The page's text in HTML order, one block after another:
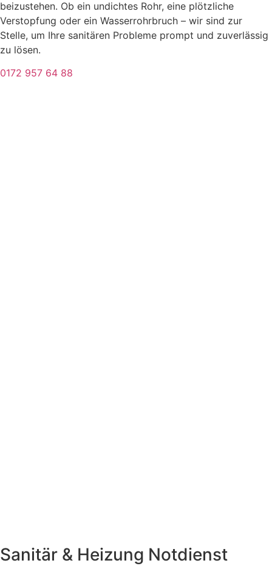
beizustehen. Ob ein undichtes Rohr, eine plötzliche
Verstopfung oder ein Wasserrohrbruch – wir sind zur
Stelle, um Ihre sanitären Probleme prompt und zuverlässig
zu lösen.
0172 957 64 88
Sanitär & Heizung Notdienst